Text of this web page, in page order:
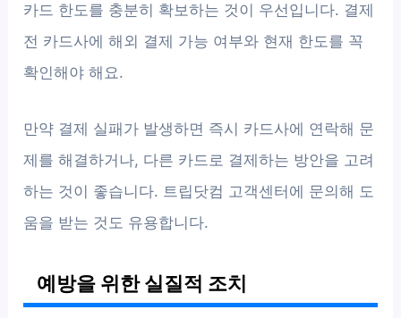
카드 한도를 충분히 확보하는 것이 우선입니다. 결제
전 카드사에 해외 결제 가능 여부와 현재 한도를 꼭
확인해야 해요.
만약 결제 실패가 발생하면 즉시 카드사에 연락해 문
제를 해결하거나, 다른 카드로 결제하는 방안을 고려
하는 것이 좋습니다. 트립닷컴 고객센터에 문의해 도
움을 받는 것도 유용합니다.
예방을 위한 실질적 조치